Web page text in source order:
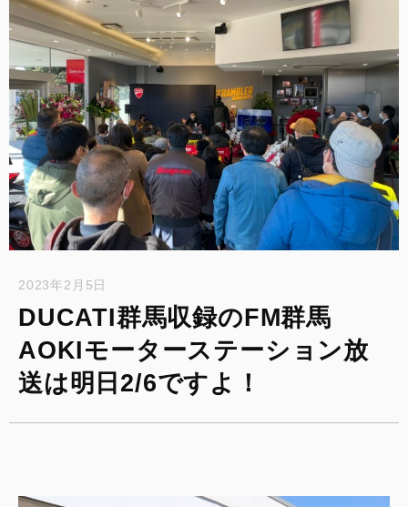
お問合せ
2023年2月5日
DUCATI群馬収録のFM群馬
AOKIモーターステーション放
送は明日2/6ですよ！